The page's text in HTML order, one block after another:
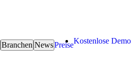
Branchen NewsPreiseKostenlose Demo